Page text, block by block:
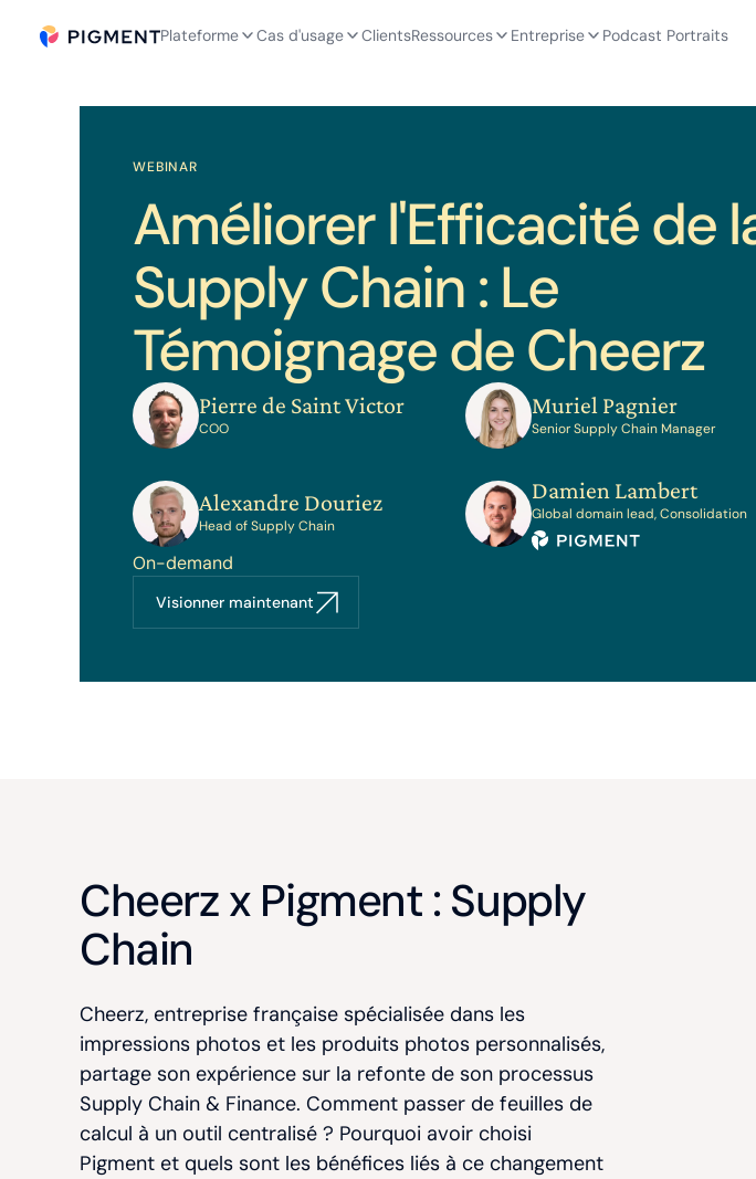
Plateforme Cas d'usage ClientsRessources Entreprise Podcast Portraits
WEBINAR
Améliorer l'Efficacité de
Supply Chain : Le
Témoignage de Cheerz
Pierre de Saint Victor
COO
Muriel Pagnier
Senior Supply Chain Manager
Alexandre Douriez
Head of Supply Chain
Damien Lambert
Global domain lead, Consolidation
On-demand
Visionner maintenant
Cheerz x Pigment : Supply
Chain
Cheerz, entreprise française spécialisée dans les
impressions photos et les produits photos personnalisés,
partage son expérience sur la refonte de son processus
Supply Chain & Finance. Comment passer de feuilles de
calcul à un outil centralisé ? Pourquoi avoir choisi
Pigment et quels sont les bénéfices liés à ce changement